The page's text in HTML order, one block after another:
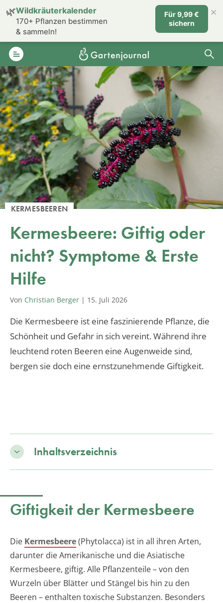
KERMESBEEREN
Kermesbeere: Giftig oder
nicht? Symptome & Erste
Hilfe
Von Christian Berger | 15. Juli 2026
Die Kermesbeere ist eine faszinierende Pflanze, die
Schönheit und Gefahr in sich vereint. Während ihre
leuchtend roten Beeren eine Augenweide sind,
bergen sie doch eine ernstzunehmende Giftigkeit.
Inhaltsverzeichnis
Giftigkeit der Kermesbeere
Die Kermesbeere(Phytolacca) ist in all ihren Arten,
darunter die Amerikanische und die Asiatische
Kermesbeere, giftig. Alle Pflanzenteile – von den
Wurzeln über Blätter und Stängel bis hin zu den
Beeren – enthalten toxische Substanzen. Besonders
🌿Wildkräuterkalender
170+ Pflanzen bestimmen
& sammeln!
Für 9,99 €
sichern
×